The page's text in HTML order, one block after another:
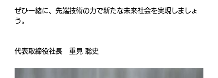
ぜひ一緒に、先端技術の力で新たな未来社会を実現しましょ
う。
代表取締役社長 重見 聡史